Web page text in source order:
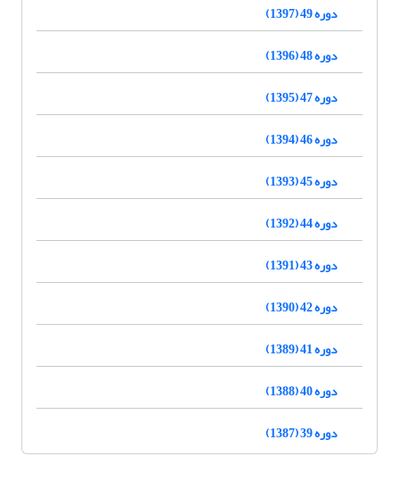
دوره 49 (1397)
دوره 48 (1396)
دوره 47 (1395)
دوره 46 (1394)
دوره 45 (1393)
دوره 44 (1392)
دوره 43 (1391)
دوره 42 (1390)
دوره 41 (1389)
دوره 40 (1388)
دوره 39 (1387)